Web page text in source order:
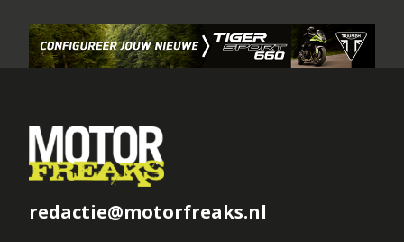
redactie@motorfreaks.nl